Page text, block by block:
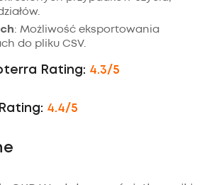
: Możliwość eksportowania
do pliku CSV.
Rating: 4.3/5
4.4/5